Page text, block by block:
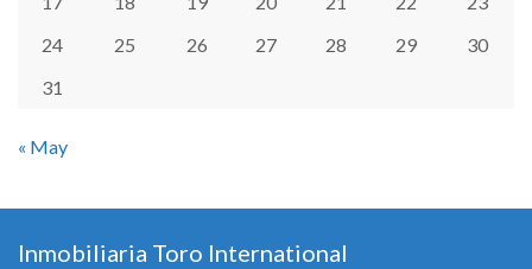
24
25 26 27 28 29
30
31
« May
Inmobiliaria Toro International